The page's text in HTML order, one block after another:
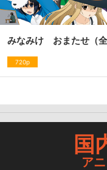
みなみけ おまたせ （
720p
国
ア